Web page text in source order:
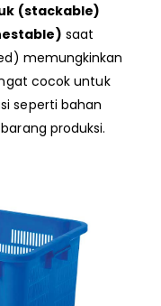
(stackable)
saat
memungkinkan
cocok untuk
seperti bahan
produksi.